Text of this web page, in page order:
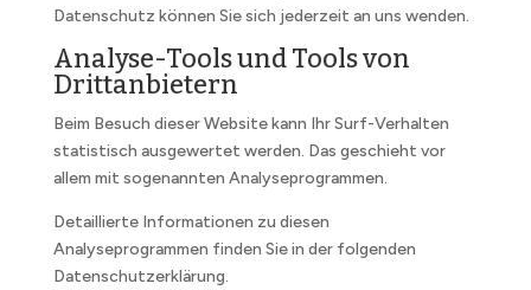
Datenschutz können Sie sich jederzeit an uns wenden.
Analyse-Tools und Tools von
Dritt­anbietern
Beim Besuch dieser Website kann Ihr Surf-Verhalten
statistisch ausgewertet werden. Das geschieht vor
allem mit sogenannten Analyseprogrammen.
Detaillierte Informationen zu diesen
Analyseprogrammen finden Sie in der folgenden
Datenschutzerklärung.